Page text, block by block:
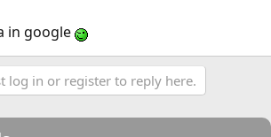
in google
log in or register to reply here.